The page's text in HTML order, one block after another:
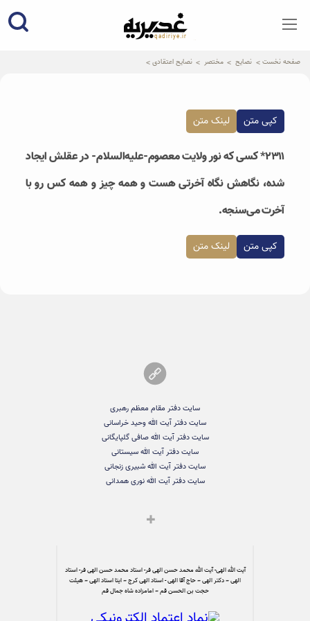
qadiriye.ir
نشریه ی غدیریه-بیانات استاد
صفحه نخست نصایح مختصر نصایح اعتقادی
کپی متن لینک متن
۲۳۱۱* کسی که نور ولایت معصوم-علیه‌السلام- در عقلش ایجاد
شده، نگاهش نگاه آخرتی هست و همه چیز و همه کس رو با
آخرت می‌سنجه.
کپی متن لینک متن
سایت دفتر مقام معظم رهبری
سایت دفتر آیت الله وحید خراسانی
سایت دفتر آیت الله صافی گلپایگانی
سایت دفتر آیت الله سیستانی
سایت دفتر آیت الله شبیری زنجانی
سایت دفتر آیت الله نوری همدانی
آیت الله الهی- آیت الله محمد حسن الهی فر- استاد محمد حسن الهی فر- استاد
الهی – دکتر الهی – حاج آقا الهی - استاد الهی کرج – ایتا استاد الهی – هیئت
حجت بن الحسن قم – امامزاده شاه جمال قم